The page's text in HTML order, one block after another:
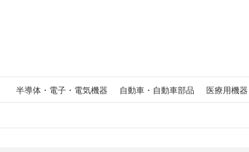
半導体・電子・電気機器 自動車・自動車部品 医療用機